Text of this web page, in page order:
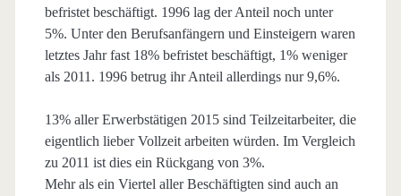
befristet beschäftigt. 1996 lag der Anteil noch unter
5%. Unter den Berufsanfängern und Einsteigern waren
letztes Jahr fast 18% befristet beschäftigt, 1% weniger
als 2011. 1996 betrug ihr Anteil allerdings nur 9,6%.
13% aller Erwerbstätigen 2015 sind Teilzeitarbeiter, die
eigentlich lieber Vollzeit arbeiten würden. Im Vergleich
zu 2011 ist dies ein Rückgang von 3%.
Mehr als ein Viertel aller Beschäftigten sind auch an